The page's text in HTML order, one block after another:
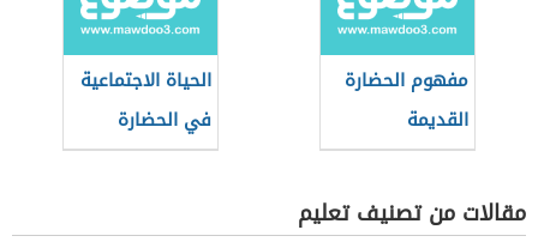
مفهوم الحضارة
القديمة
الحياة الاجتماعية
في الحضارة
اليونانية
مقالات من تصنيف تعليم